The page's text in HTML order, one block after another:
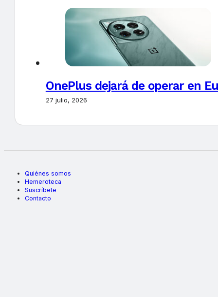
OnePlus dejará de operar en
27 julio, 2026
Quiénes somos
Hemeroteca
Suscríbete
Contacto